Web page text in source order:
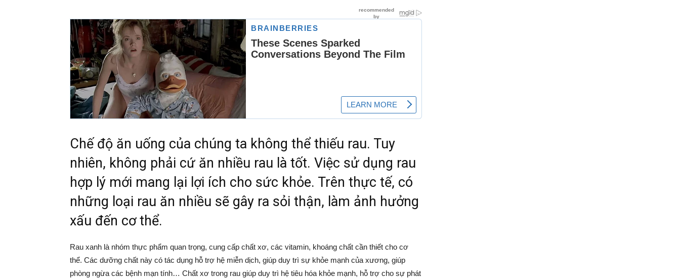
Chế độ ăn uống của chúng ta không thể thiếu rau. Tuy
nhiên, không phải cứ ăn nhiều rau là tốt. Việc sử dụng rau
hợp lý mới mang lại lợi ích cho sức khỏe. Trên thực tế, có
những loại rau ăn nhiều sẽ gây ra sỏi thận, làm ảnh hưởng
xấu đến cơ thể.
Rau xanh là nhóm thực phẩm quan trọng, cung cấp chất xơ, các vitamin, khoáng chất cần thiết cho cơ
thể. Các dưỡng chất này có tác dụng hỗ trợ hệ miễn dịch, giúp duy trì sự khỏe mạnh của xương, giúp
phòng ngừa các bệnh mạn tính… Chất xơ trong rau giúp duy trì hệ tiêu hóa khỏe mạnh, hỗ trợ cho sự phát